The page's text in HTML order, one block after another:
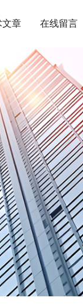
文章 在线留言